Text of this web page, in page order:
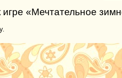
игре «Мечтательное